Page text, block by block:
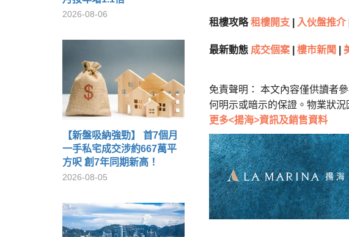
2026-08-06
【新盤吸納強勁】 首7個月
一手私宅成交涉約667萬平
方呎 創7年同期新高！
2026-08-05
租樓攻略租樓開支 入伙盤推介
最新動態 成交個案 樓市新聞
免責聲明： 本文內容僅供讀者
何明示或暗示的保證。物業狀
更多<揚海>資訊及銷售資料